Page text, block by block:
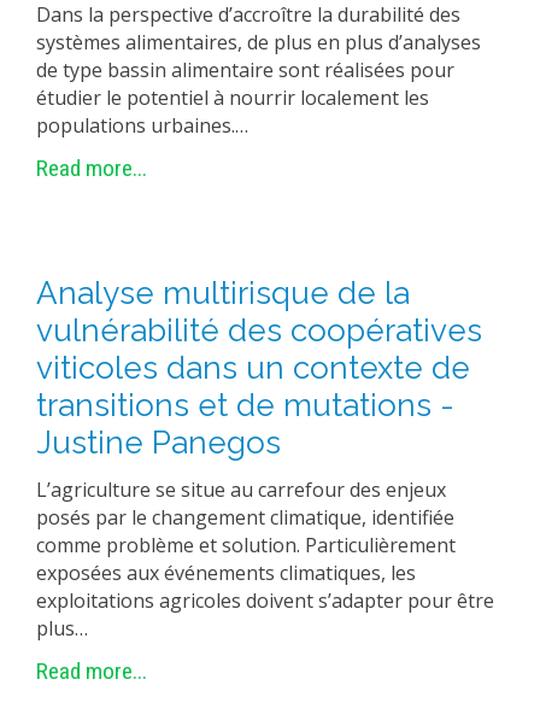
Dans la perspective d’accroître la durabilité des
systèmes alimentaires, de plus en plus d’analyses
de type bassin alimentaire sont réalisées pour
étudier le potentiel à nourrir localement les
populations urbaines.…
Read more...
Analyse multirisque de la
vulnérabilité des coopératives
viticoles dans un contexte de
transitions et de mutations -
Justine Panegos
L’agriculture se situe au carrefour des enjeux
posés par le changement climatique, identifiée
comme problème et solution. Particulièrement
exposées aux événements climatiques, les
exploitations agricoles doivent s’adapter pour être
plus…
Read more...